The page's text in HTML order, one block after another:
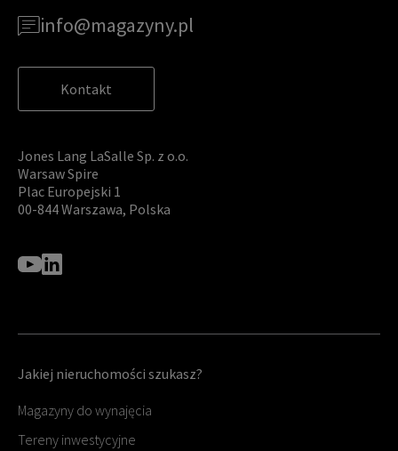
info@magazyny.pl
Kontakt
Jones Lang LaSalle Sp. z o.o.
Warsaw Spire
Plac Europejski 1
00-844 Warszawa, Polska
Jakiej nieruchomości szukasz?
Magazyny do wynajęcia
Tereny inwestycyjne